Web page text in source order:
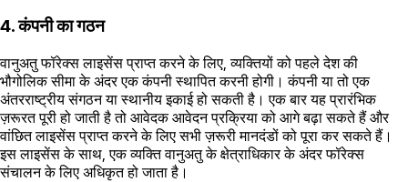
4. कंपनी का गठन
वानुअतु फॉरेक्स लाइसेंस प्राप्त करने के लिए, व्यक्तियों को पहले देश की
भौगोलिक सीमा के अंदर एक कंपनी स्थापित करनी होगी। कंपनी या तो एक
अंतरराष्ट्रीय संगठन या स्थानीय इकाई हो सकती है। एक बार यह प्रारंभिक
ज़रूरत पूरी हो जाती है तो आवेदक आवेदन प्रक्रिया को आगे बढ़ा सकते हैं और
वांछित लाइसेंस प्राप्त करने के लिए सभी ज़रूरी मानदंडों को पूरा कर सकते हैं।
इस लाइसेंस के साथ, एक व्यक्ति वानुअतु के क्षेत्राधिकार के अंदर फॉरेक्स
संचालन के लिए अधिकृत हो जाता है।